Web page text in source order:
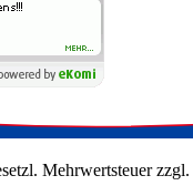
Mehrwertsteuer zzgl.